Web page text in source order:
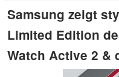
Samsung zeigt
Limited Edition
Watch Active 2 &